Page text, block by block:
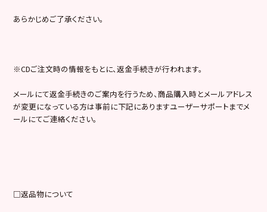
あらかじめご了承ください。
※CDご注文時の情報をもとに、返金手続きが行われます。
メールにて返金手続きのご案内を行うため、商品購入時とメールアドレス
が変更になっている方は事前に下記にありますユーザーサポートまでメ
ールにてご連絡ください。
□返品物について